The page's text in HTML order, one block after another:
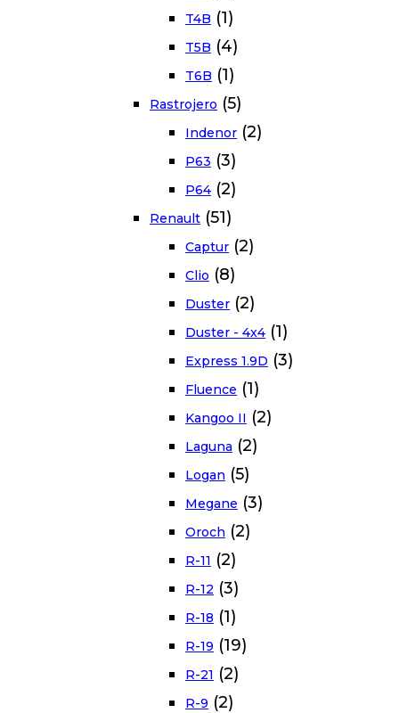
T4B (1)
T5B (4)
T6B (1)
Rastrojero (5)
Indenor (2)
P63 (3)
P64 (2)
Renault (51)
Captur (2)
Clio (8)
Duster (2)
Duster - 4x4 (1)
Express 1.9D (3)
Fluence (1)
Kangoo II (2)
Laguna (2)
Logan (5)
Megane (3)
Oroch (2)
R-11 (2)
R-12 (3)
R-18 (1)
R-19 (19)
R-21 (2)
R-9 (2)